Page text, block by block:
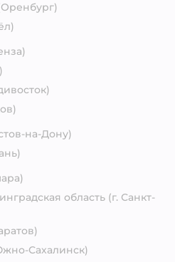
на-Дону)
область (г. Санкт-
Сахалинск)